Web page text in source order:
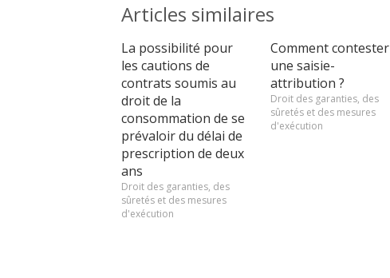
Articles similaires
La possibilité pour
les cautions de
contrats soumis au
droit de la
consommation de se
prévaloir du délai de
prescription de deux
ans
Droit des garanties, des
sûretés et des mesures
d'exécution
Comment contester
une saisie-
attribution ?
Droit des garanties, des
sûretés et des mesures
d'exécution